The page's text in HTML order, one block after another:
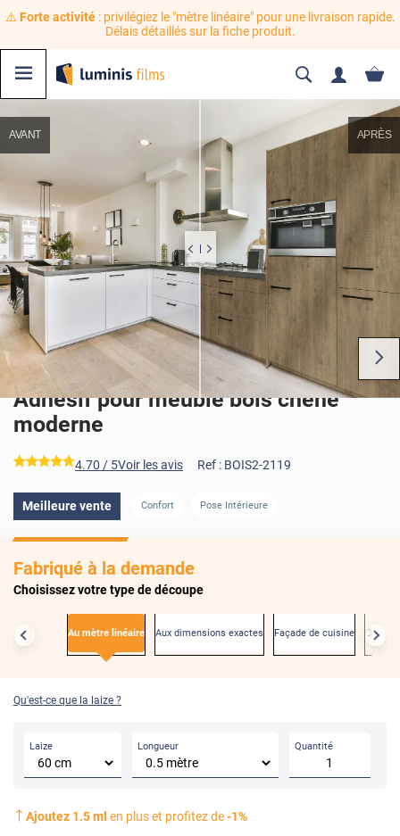
⚠️ Forte activité: privilégiez le "mètre linéaire" pour une livraison rapide.
Délais détaillés sur la fiche produit.
AVANT APRÈS
AVANT
Adhésif pour meuble bois chêne
moderne
*****
4.70 / 5Voir les avis Ref : BOIS2-2119
Meilleure vente Confort Pose Intérieure
Fabriqué à la demande
Choisissez votre type de découpe
Au mètre linéaire Aux dimensions exactes Façade de cuisine
Qu'est-ce que la laize ?
Laize Longueur Quantité
Ajoutez 1.5ml en plus et profitez de-1%